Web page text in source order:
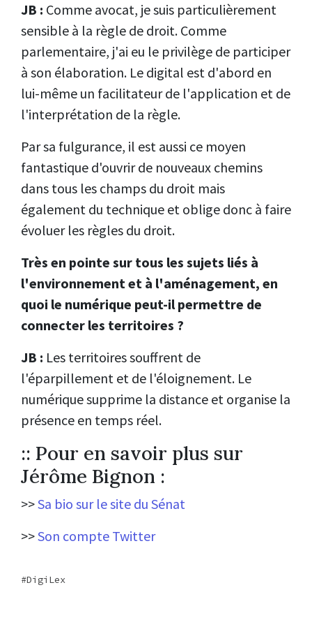
JB : Comme avocat, je suis particulièrement
sensible à la règle de droit. Comme
parlementaire, j'ai eu le privilège de participer
à son élaboration. Le digital est d'abord en
lui-même un facilitateur de l'application et de
l'interprétation de la règle.
Par sa fulgurance, il est aussi ce moyen
fantastique d'ouvrir de nouveaux chemins
dans tous les champs du droit mais
également du technique et oblige donc à faire
évoluer les règles du droit.
Très en pointe sur tous les sujets liés à
l'environnement et à l'aménagement, en
quoi le numérique peut-il permettre de
connecter les territoires ?
JB : Les territoires souffrent de
l'éparpillement et de l'éloignement. Le
numérique supprime la distance et organise la
présence en temps réel.
:: Pour en savoir plus sur
Jérôme Bignon :
>>Sa bio sur le site du Sénat
>>Son compte Twitter
DigiLex